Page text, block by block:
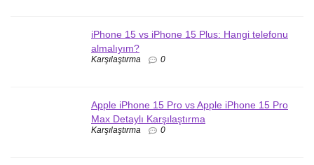
iPhone 15 vs iPhone 15 Plus: Hangi telefonu
almalıyım?
Karşılaştırma 0
Apple iPhone 15 Pro vs Apple iPhone 15 Pro
Max Detaylı Karşılaştırma
Karşılaştırma 0